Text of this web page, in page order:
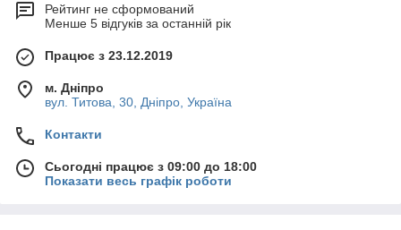
Рейтинг не сформований
Менше 5 відгуків за останній рік
Працює з 23.12.2019
м. Дніпро
вул. Титова, 30, Дніпро, Україна
Контакти
Сьогодні працює з 09:00 до 18:00
Показати весь графік роботи